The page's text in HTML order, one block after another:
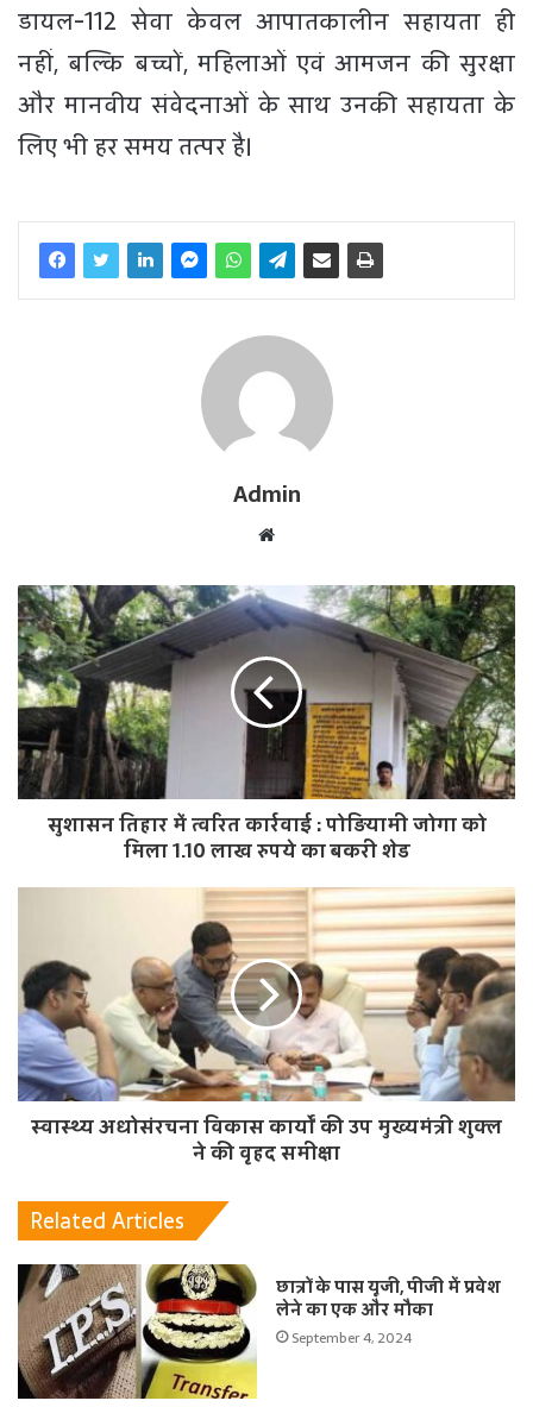
डायल-112 सेवा केवल आपातकालीन सहायता ही
नहीं, बल्कि बच्चों, महिलाओं एवं आमजन की सुरक्षा
और मानवीय संवेदनाओं के साथ उनकी सहायता के
लिए भी हर समय तत्पर है।
Admin
b
s
t
e
सुशासन तिहार में त्वरित कार्रवाई : पोड़ियामी जोगा को
मिला 1.10 लाख रुपये का बकरी शेड
स्वास्थ्य अधोसंरचना विकास कार्यों की उप मुख्यमंत्री शुक्ल
ने की वृहद समीक्षा
Related Articles
छात्रों के पास यूजी, पीजी में प्रवेश
लेने का एक और मौका
September 4, 2024